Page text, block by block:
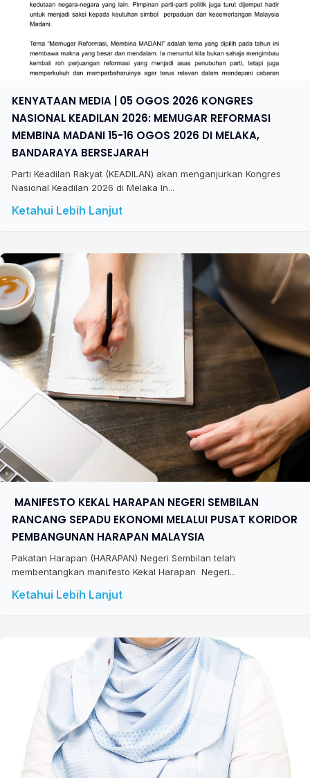
KENYATAAN MEDIA | 05 OGOS 2026 KONGRES
NASIONAL KEADILAN 2026: MEMUGAR REFORMASI
MEMBINA MADANI 15-16 OGOS 2026 DI MELAKA,
BANDARAYA BERSEJARAH
Parti Keadilan Rakyat (KEADILAN) akan menganjurkan Kongres
Nasional Keadilan 2026 di Melaka In...
Ketahui Lebih Lanjut
​ MANIFESTO KEKAL HARAPAN NEGERI SEMBILAN
RANCANG SEPADU EKONOMI MELALUI PUSAT KORIDOR
PEMBANGUNAN HARAPAN MALAYSIA
Pakatan Harapan (HARAPAN) Negeri Sembilan telah
membentangkan manifesto Kekal Harapan Negeri...
Ketahui Lebih Lanjut